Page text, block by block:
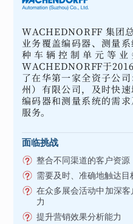
WACHEDNORFF 集团
业务覆盖编码器、测量
种车辆控制单元等业
WACHEDNORFF于
了在华第一家全资子公
州）有限公司，及时快
编码器和测量系统的需
服务。
面临挑战
整合不同渠道的客户资源
需要及时、准确地触达目
在众多展会活动中加深
力
提升营销效果分析能力